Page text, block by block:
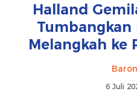
Halland
Tumbangkan
Melangkah ke
6 Juli